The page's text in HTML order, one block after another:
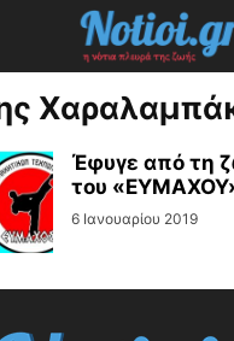
Έφυγε από τη
του
6 Ιανουαρίου 2019